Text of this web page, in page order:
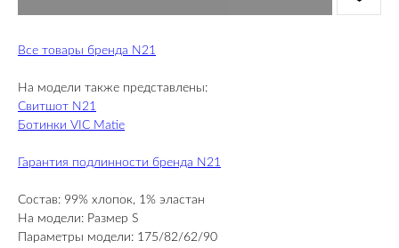
Все товары бренда N21
На модели также представлены:
Свитшот N21
Ботинки VIC Matie
Гарантия подлинности бренда N21
Состав: 99% хлопок, 1% эластан
На модели: Размер S
Параметры модели: 175/82/62/90